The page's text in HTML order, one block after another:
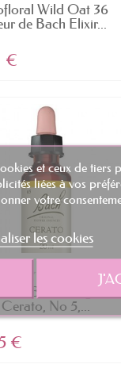
Wild Oat 36
de Bach Elixir...
€
de Bach Original,
Cerato, No 5,...
€
et ceux de tiers
liées à vos
votre
les cookies